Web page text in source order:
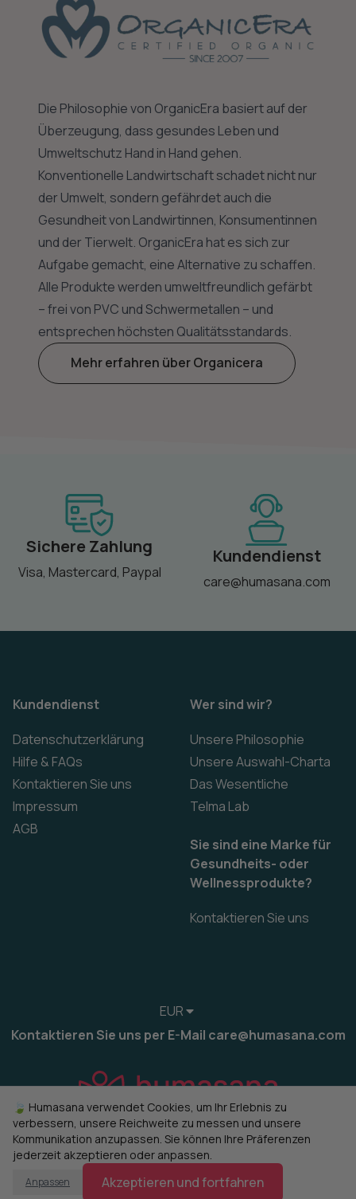
Die Philosophie von OrganicEra basiert auf der
Überzeugung, dass gesundes Leben und
Umweltschutz Hand in Hand gehen.
Konventionelle Landwirtschaft schadet nicht nur
der Umwelt, sondern gefährdet auch die
Gesundheit von Landwirtinnen, Konsumentinnen
und der Tierwelt. OrganicEra hat es sich zur
Aufgabe gemacht, eine Alternative zu schaffen.
Alle Produkte werden umweltfreundlich gefärbt
– frei von PVC und Schwermetallen – und
entsprechen höchsten Qualitätsstandards.
Mehr erfahren über Organicera
Sichere Zahlung
Visa, Mastercard, Paypal
Kundendienst
care@humasana.com
Kundendienst
Datenschutzerklärung
Hilfe & FAQs
Kontaktieren Sie uns
Impressum
AGB
Wer sind wir?
Unsere Philosophie
Unsere Auswahl-Charta
Das Wesentliche
Telma Lab
Sie sind eine Marke für
Gesundheits- oder
Wellnessprodukte?
Kontaktieren Sie uns
EUR
Kontaktieren Sie uns per E-Mail care@humasana.com
© 2022-2026 humasana Cookies verwalten
🍃 Humasana verwendet Cookies, um Ihr Erlebnis zu
verbessern, unsere Reichweite zu messen und unsere
Kommunikation anzupassen. Sie können Ihre Präferenzen
jederzeit akzeptieren oder anpassen.
Anpassen Akzeptieren und fortfahren